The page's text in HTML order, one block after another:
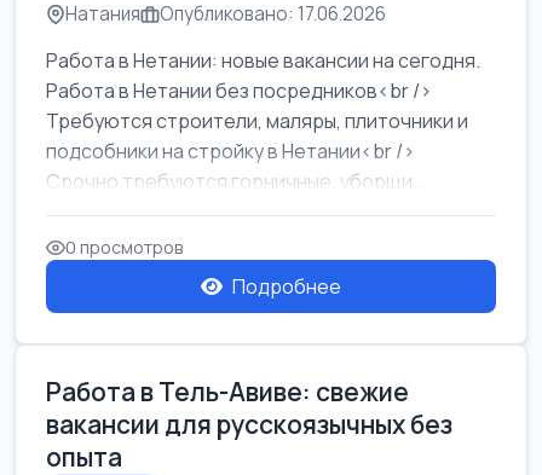
Натания Опубликовано: 17.06.2026
Работа в Нетании: новые вакансии на сегодня.
Работа в Нетании без посредников<br />
Требуются строители, маляры, плиточники и
подсобники на стройку в Нетании<br />
Срочно требуются горничные, уборщи...
0 просмотров
Подробнее
Работа в Тель-Авиве: свежие
вакансии для русскоязычных без
опыта